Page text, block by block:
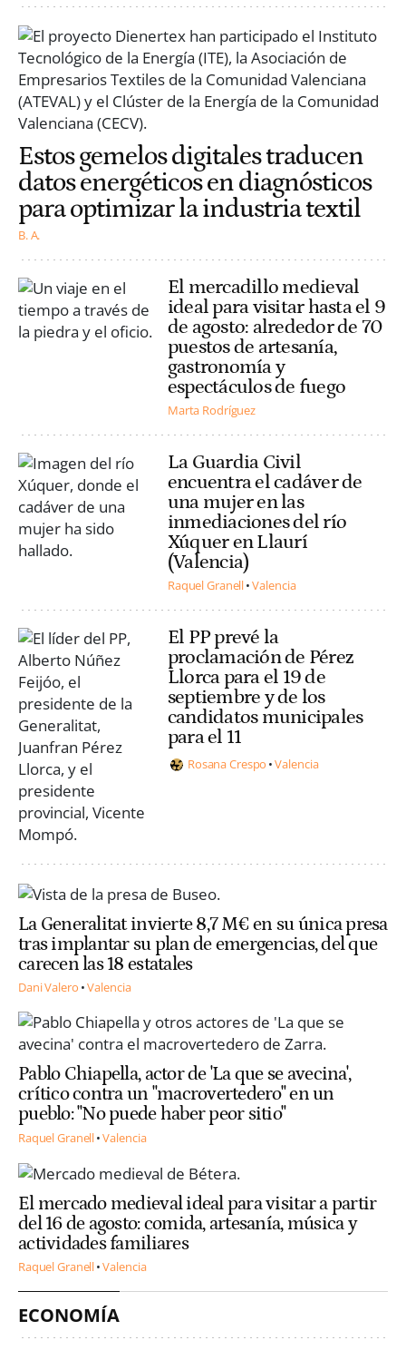
Estos gemelos digitales traducen
datos energéticos en diagnósticos
para optimizar la industria textil
B. A.
El mercadillo medieval
ideal para visitar hasta el 9
de agosto: alrededor de 70
puestos de artesanía,
gastronomía y
espectáculos de fuego
Marta Rodríguez
La Guardia Civil
encuentra el cadáver de
una mujer en las
inmediaciones del río
Xúquer en Llaurí
(Valencia)
Raquel Granell Valencia
El PP prevé la
proclamación de Pérez
Llorca para el 19 de
septiembre y de los
candidatos municipales
para el 11
Rosana Crespo Valencia
La Generalitat invierte 8,7 M€ en su única presa
tras implantar su plan de emergencias, del que
carecen las 18 estatales
Dani Valero Valencia
Pablo Chiapella, actor de 'La que se avecina',
crítico contra un "macrovertedero" en un
pueblo: "No puede haber peor sitio"
Raquel Granell Valencia
El mercado medieval ideal para visitar a partir
del 16 de agosto: comida, artesanía, música y
actividades familiares
Raquel Granell Valencia
ECONOMÍA